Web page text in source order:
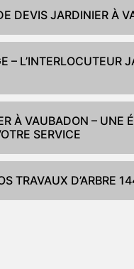
DEVIS JARDINIER À
– L’INTERLOCUTEUR
À VAUBADON – UNE
SERVICE
TRAVAUX D’ARBRE